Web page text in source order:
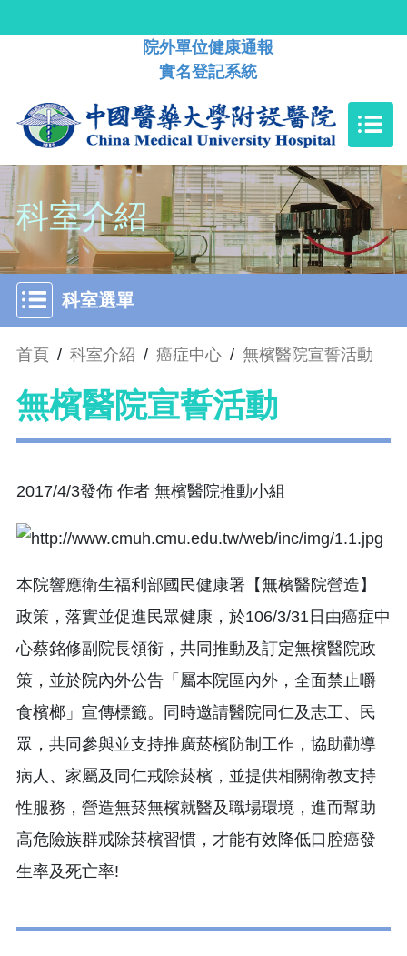
院外單位健康通報
實名登記系統
科室介紹
科室選單
首頁 / 科室介紹 / 癌症中心 / 無檳醫院宣誓活動
無檳醫院宣誓活動
2017/4/3發佈 作者 無檳醫院推動小組
本院響應衛生福利部國民健康署【無檳醫院營造】
政策，落實並促進民眾健康，於106/3/31日由癌症中
心蔡銘修副院長領銜，共同推動及訂定無檳醫院政
策，並於院內外公告「屬本院區內外，全面禁止嚼
食檳榔」宣傳標籤。同時邀請醫院同仁及志工、民
眾，共同參與並支持推廣菸檳防制工作，協助勸導
病人、家屬及同仁戒除菸檳，並提供相關衛教支持
性服務，營造無菸無檳就醫及職場環境，進而幫助
高危險族群戒除菸檳習慣，才能有效降低口腔癌發
生率及死亡率!